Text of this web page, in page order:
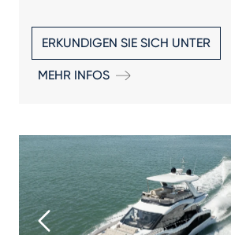
ERKUNDIGEN SIE SICH UNTER
MEHR INFOS